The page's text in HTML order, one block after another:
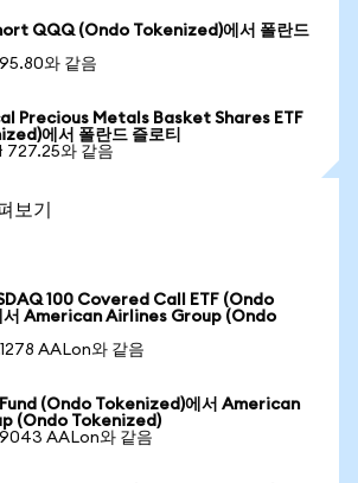
QQQ (Ondo Tokenized)에서 폴란드
와 같음
Precious Metals Basket Shares ETF
에서 폴란드 즐로티
727.25와 같음
보기
100 Covered Call ETF (Ondo
American Airlines Group (Ondo
AALon와 같음
(Ondo Tokenized)에서 American
(Ondo Tokenized)
AALon와 같음